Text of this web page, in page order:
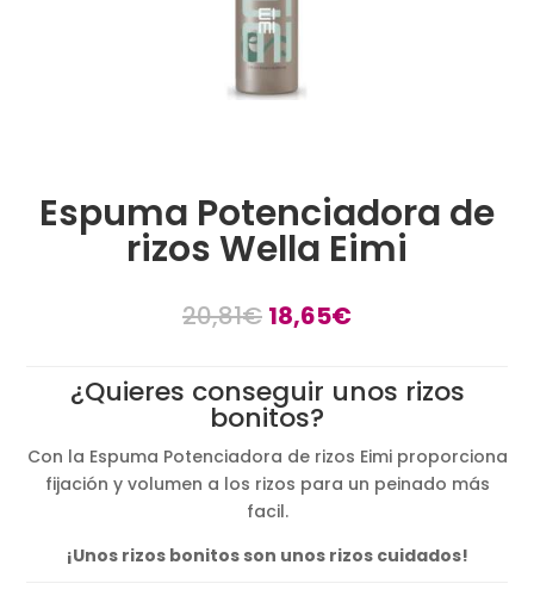
Espuma Potenciadora de
rizos Wella Eimi
20,81€ El
era:
20,81€.
18,65€El
es:
¿Quieres conseguir unos rizos
bonitos?
Con la Espuma Potenciadora de rizos Eimi proporciona
fijación y volumen a los rizos para un peinado más
facil.
¡Unos rizos bonitos son unos rizos cuidados!